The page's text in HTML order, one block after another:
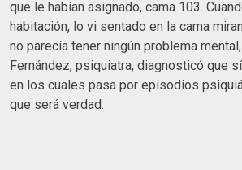
que le habían asignado, cama 103.
habitación, lo vi sentado en la cama
no parecía tener ningún problema
Fernández, psiquiatra, diagnosticó que
en los cuales pasa por episodios
que será verdad.